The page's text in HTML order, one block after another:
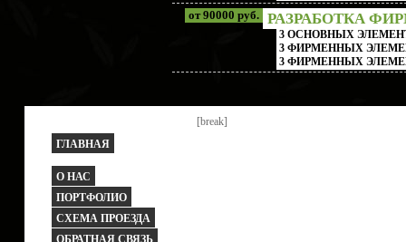
РАЗРАБОТКА
3 ОСНОВНЫХ
3 ФИРМЕННЫХ
3 ФИРМЕННЫХ
от 90000 руб.
ГЛАВНАЯ
О НАС
ПОРТФОЛИО
СХЕМА ПРОЕЗДА
ОБРАТНАЯ СВЯЗЬ
[break]